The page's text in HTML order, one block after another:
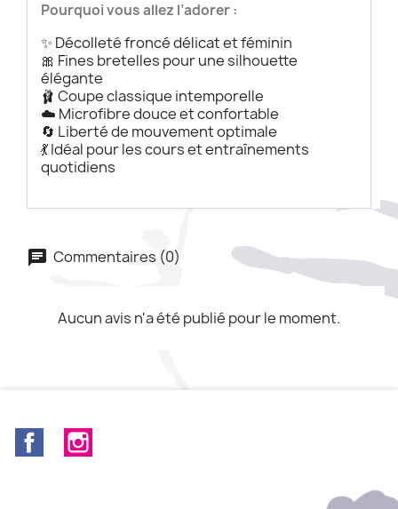
Pourquoi vous allez l’adorer :
✨ Décolleté froncé délicat et féminin
🎀 Fines bretelles pour une silhouette
élégante
🩰 Coupe classique intemporelle
☁️ Microfibre douce et confortable
🔄 Liberté de mouvement optimale
💃 Idéal pour les cours et entraînements
quotidiens
Commentaires (0)
Aucun avis n'a été publié pour le moment.
Facebook